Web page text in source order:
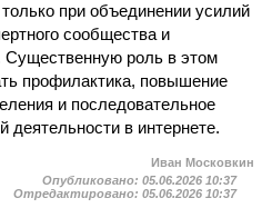
при объединении усилий
сообщества и
Существенную роль в этом
профилактика, повышение
и последовательное
деятельности в интернете.
Иван Московкин
Опубликовано: 05.06.2026 10:37
Отредактировано: 05.06.2026 10:37